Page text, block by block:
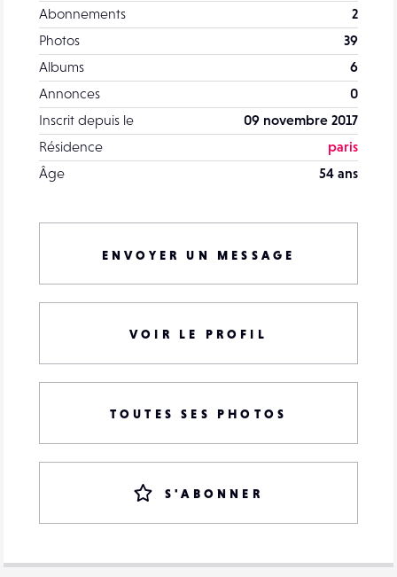
Abonnements
2
Photos
39
Albums
6
Annonces
0
Inscrit depuis le
09 novembre 2017
Résidence
paris
Âge
54 ans
ENVOYER UN MESSAGE
VOIR LE PROFIL
TOUTES SES PHOTOS
S'ABONNER